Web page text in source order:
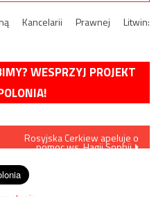
Kancelarii Prawnej Litwin:
WESPRZYJ PROJEKT
Rosyjska Cerkiew apeluje o
pomoc ws. Hagii Sophii